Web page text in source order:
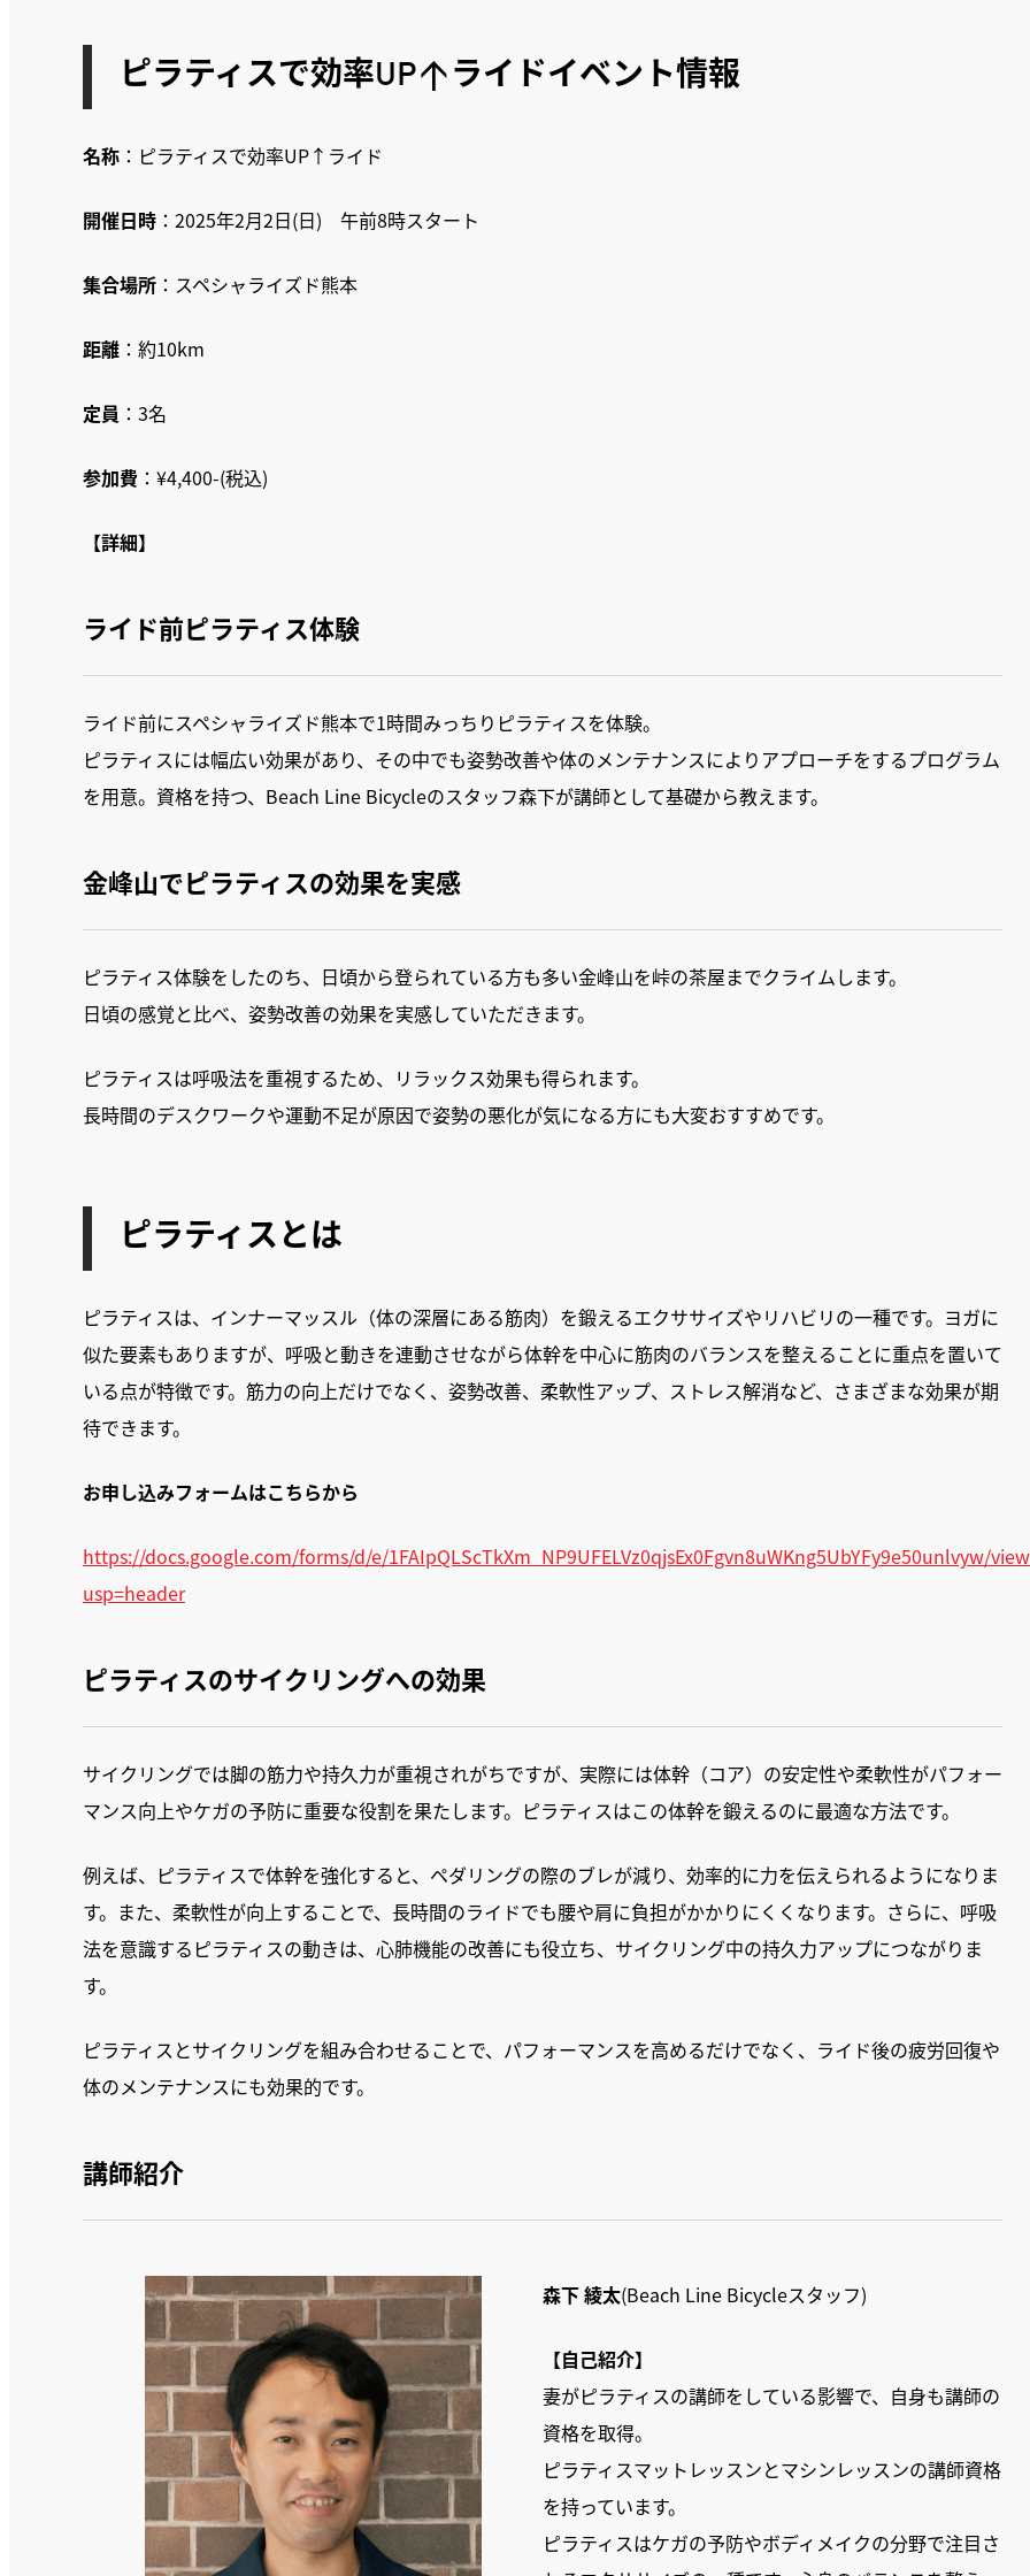
ピラティスで効率UP↑ライドイベント情報
名称 ：ピラティスで効率UP↑ライド
開催日時 ：2025年2月2日(日) 午前8時スタート
集合場所 ：スペシャライズド熊本
距離 ：約10km
定員 ：3名
参加費 ：¥4,400-(税込)
【詳細】
ライド前ピラティス体験
ライド前にスペシャライズド熊本で1時間みっちりピラティスを体験。
ピラティスには幅広い効果があり、その中でも姿勢改善や体のメンテナンスによりアプローチをするプログラム
を用意。資格を持つ、Beach Line Bicycleのスタッフ森下が講師として基礎から教えます。
金峰山でピラティスの効果を実感
ピラティス体験をしたのち、日頃から登られている方も多い金峰山を峠の茶屋までクライムします。
日頃の感覚と比べ、姿勢改善の効果を実感していただきます。
ピラティスは呼吸法を重視するため、リラックス効果も得られます。
長時間のデスクワークや運動不足が原因で姿勢の悪化が気になる方にも大変おすすめです。
ピラティスとは
ピラティスは、インナーマッスル（体の深層にある筋肉）を鍛えるエクササイズやリハビリの一種です。ヨガに
似た要素もありますが、呼吸と動きを連動させながら体幹を中心に筋肉のバランスを整えることに重点を置いて
いる点が特徴です。筋力の向上だけでなく、姿勢改善、柔軟性アップ、ストレス解消など、さまざまな効果が期
待できます。
お申し込みフォームはこちらから
https://docs.google.com/forms/d/e/1FAIpQLScTkXm_NP9UFELVz0qjsEx0Fgvn8uWKng5UbYFy9e50unlvyw/
usp=header
ピラティスのサイクリングへの効果
サイクリングでは脚の筋力や持久力が重視されがちですが、実際には体幹（コア）の安定性や柔軟性がパフォー
マンス向上やケガの予防に重要な役割を果たします。ピラティスはこの体幹を鍛えるのに最適な方法です。
例えば、ピラティスで体幹を強化すると、ペダリングの際のブレが減り、効率的に力を伝えられるようになりま
す。また、柔軟性が向上することで、長時間のライドでも腰や肩に負担がかかりにくくなります。さらに、呼吸
法を意識するピラティスの動きは、心肺機能の改善にも役立ち、サイクリング中の持久力アップにつながりま
す。
ピラティスとサイクリングを組み合わせることで、パフォーマンスを高めるだけでなく、ライド後の疲労回復や
体のメンテナンスにも効果的です。
講師紹介
森下 綾太(Beach Line Bicycleスタッフ)
【自己紹介】
妻がピラティスの講師をしている影響で、自身も講師の
資格を取得。
ピラティスマットレッスンとマシンレッスンの講師資格
を持っています。
ピラティスはケガの予防やボディメイクの分野で注目さ